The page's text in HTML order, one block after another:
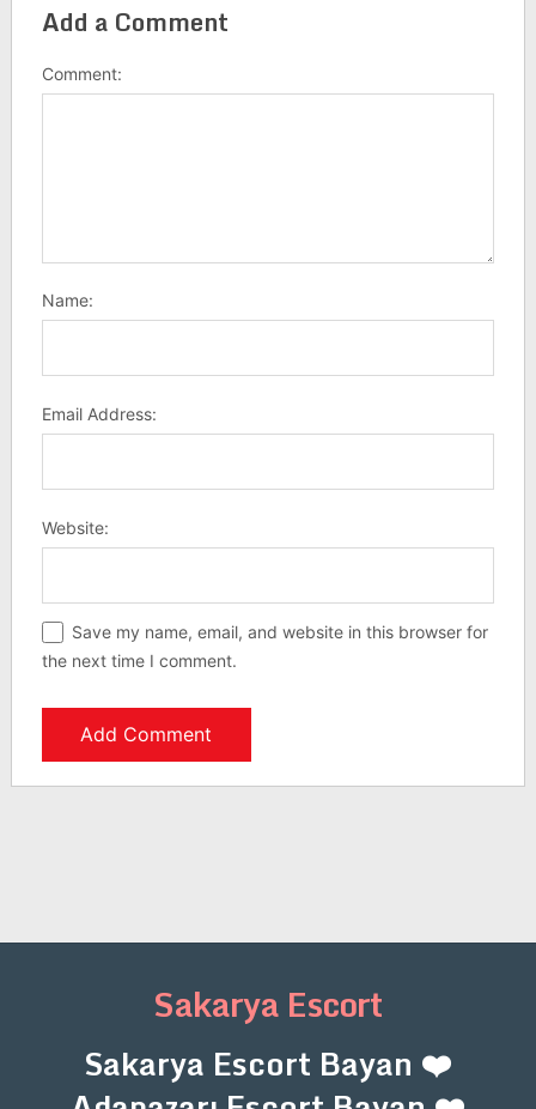
Add a Comment
Comment:
Name:
Email Address:
Website:
Save my name, email, and website in this browser for
the next time I comment.
Sakarya Escort
Sakarya Escort Bayan ❤️